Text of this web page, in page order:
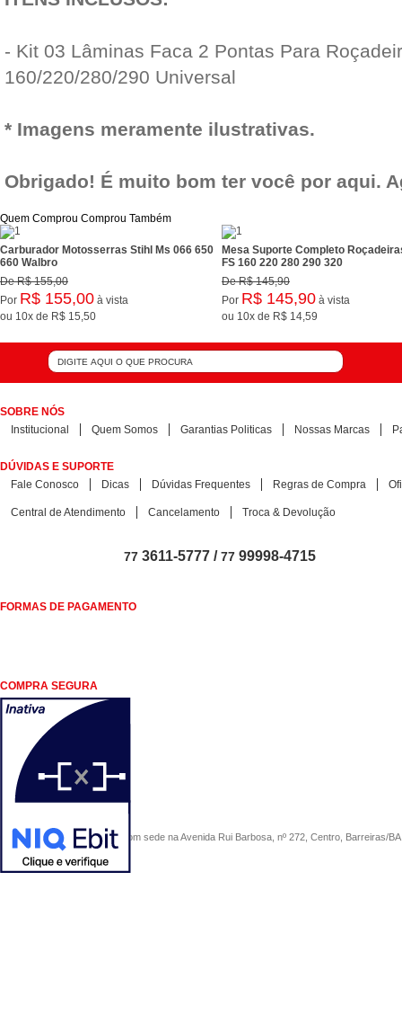
- Kit 03 Lâminas Faca 2 Pontas Para
160/220/280/290 Universal
* Imagens meramente ilustrativas.
Obrigado! É muito bom ter você por aqui.
Quem Comprou Comprou Também
Carburador Motosserras Stihl Ms 066 650
660 Walbro
DeR$ 155,00
Por R$ 155,00 à vista
ou 10x de R$ 15,50
Mesa Suporte Completo
FS 160 220 280 290 320
DeR$ 145,90
Por R$ 145,90 à vista
ou 10x de R$ 14,59
SOBRE NÓS
Institucional
Quem Somos Garantias Politicas Nossas Marcas
DÚVIDAS E SUPORTE
Fale Conosco
Dicas Dúvidas Frequentes Regras de Compra
Central de Atendimento Cancelamento Troca & Devolução
77 3611-5777 /77 99998-4715
FORMAS DE PAGAMENTO
COMPRA SEGURA
COMERCIAL SÃO PAULO, com sede na Avenida Rui Barbosa, nº 272, Centro, Barreiras/